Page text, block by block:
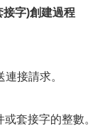
字)創建過程
接請求。
套接字的整數。